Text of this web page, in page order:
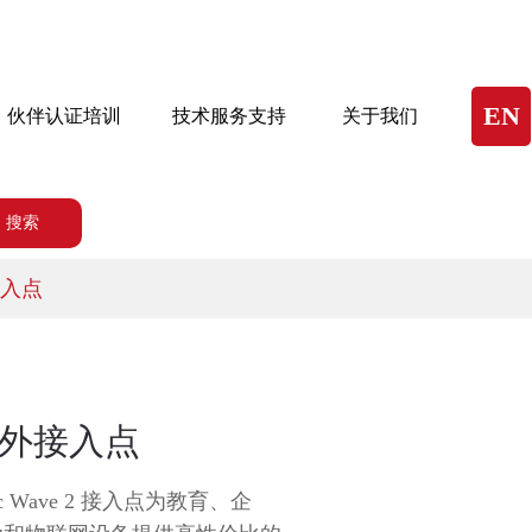
伙伴认证培训 技术服务支持 关于我们 EN
搜索
点
接入点
Wave 2 接入点为教育、企